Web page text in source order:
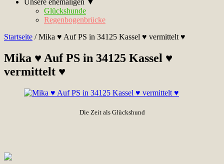
Unsere ehemaligen ▼
Glückshunde
Regenbogenbrücke
Startseite /Mika ♥ Auf PS in 34125 Kassel ♥ vermittelt ♥
Mika ♥ Auf PS in 34125 Kassel ♥
vermittelt ♥
Die Zeit als Glückshund